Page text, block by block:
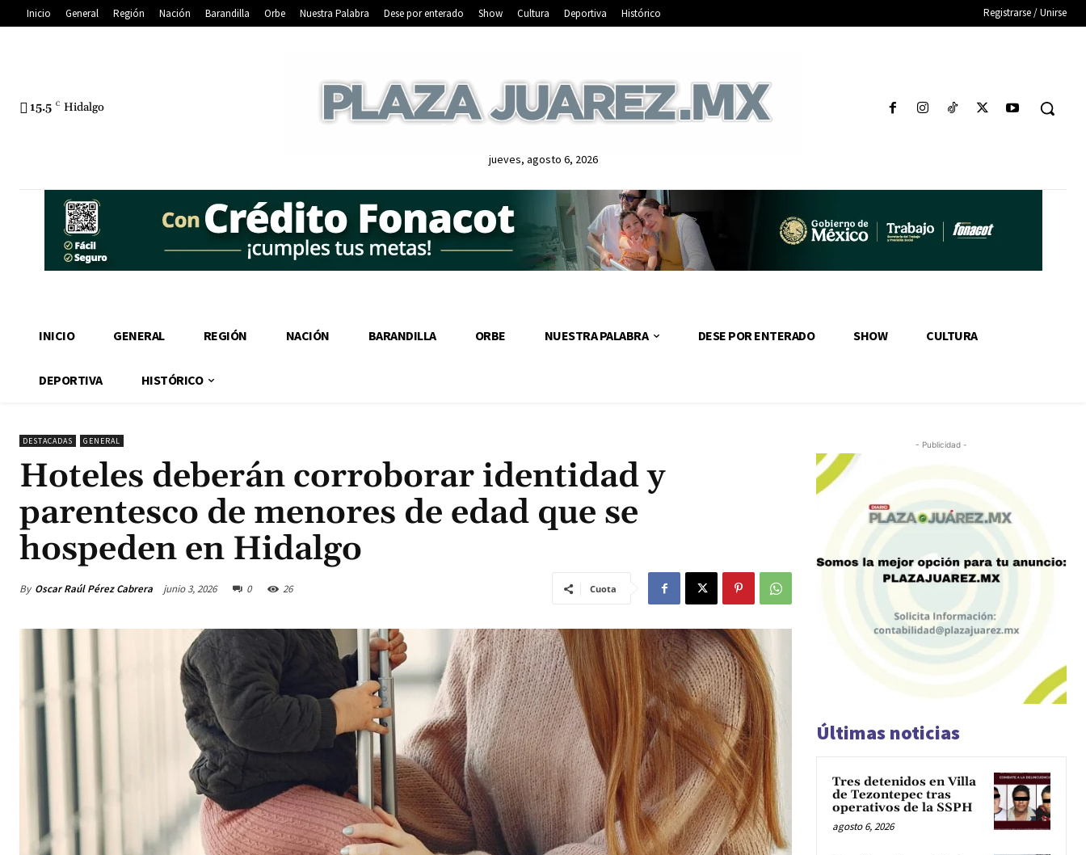
Inicio General Región Nación Barandilla Orbe Nuestra Palabra Dese por enterado Show Cultura Deportiva Histórico Registrarse / Unirse
15.5 C Hidalgo
jueves, agosto 6, 2026
INICIO GENERAL REGIÓN NACIÓN BARANDILLA ORBE NUESTRA PALABRA DESE POR ENTERADO SHOW CULTURA
DEPORTIVA HISTÓRICO
DESTACADAS GENERAL
Hoteles deberán corroborar identidad y
parentesco de menores de edad que se
hospeden en Hidalgo
By Oscar Raúl Pérez Cabrera junio 3, 2026 0 26 Cuota
- Publicidad -
Últimas noticias
Tres detenidos en Villa
de Tezontepec tras
operativos de la SSPH
agosto 6, 2026